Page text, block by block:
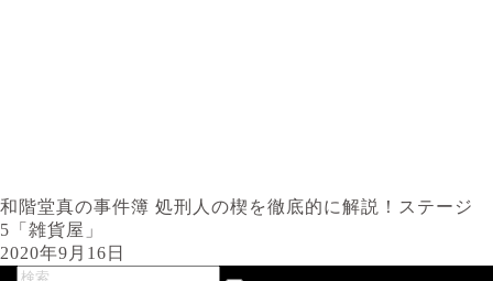
和階堂真の事件簿 処刑人の楔を徹底的に解説！ステージ
5「雑貨屋」
2020年9月16日